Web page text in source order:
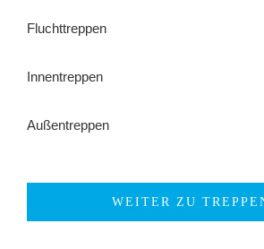
Fluchttreppen
Innentreppen
Außentreppen
WEITER ZU